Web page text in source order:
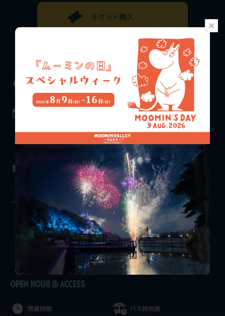
チケット購入
お知らせ
パークとは
オフィシャルホテル
グリーティング
施設一覧
アクティビティ
フード
グッズ
ワークショップ
OPEN HOUR & ACCESS
営業時間 バス時刻表